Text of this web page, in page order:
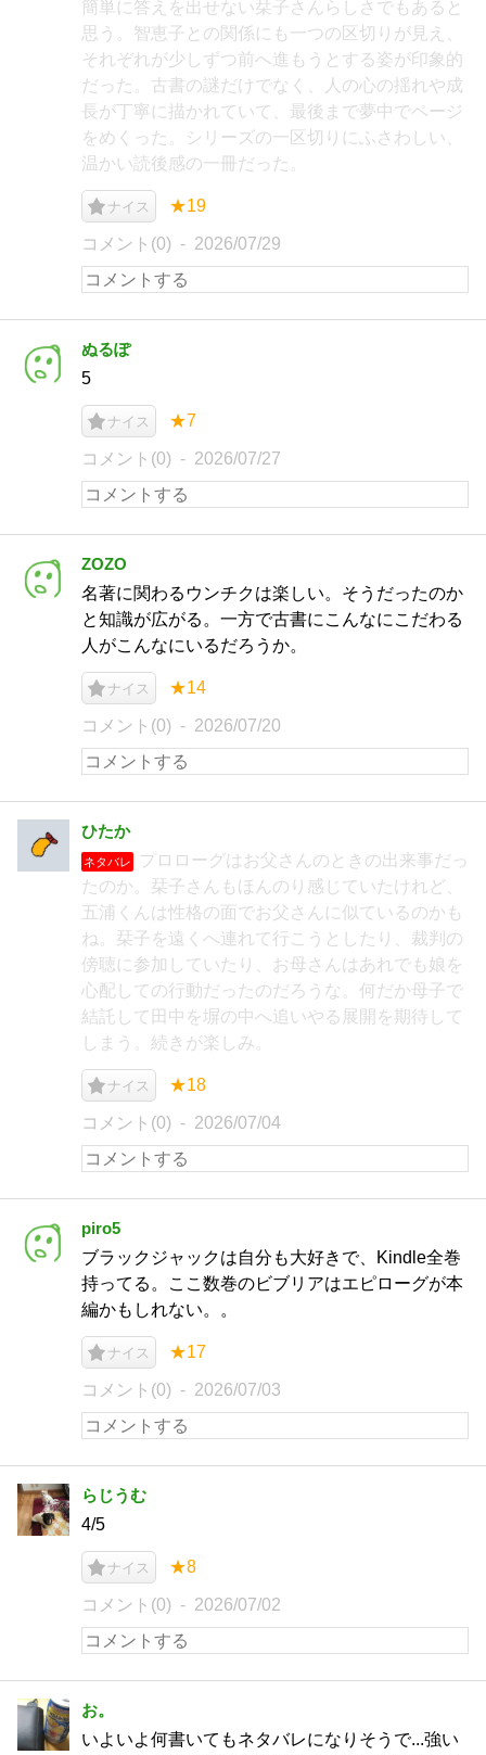
簡単に答えを出せない栞子さんらしさでもあると
思う。智恵子との関係にも一つの区切りが見え、
それぞれが少しずつ前へ進もうとする姿が印象的
だった。古書の謎だけでなく、人の心の揺れや成
長が丁寧に描かれていて、最後まで夢中でページ
をめくった。シリーズの一区切りにふさわしい、
温かい読後感の一冊だった。
ナイス ★19
コメント(0) 2026/07/29
ぬるぽ
5
ナイス ★7
コメント(0) 2026/07/27
ZOZO
名著に関わるウンチクは楽しい。そうだったのか
と知識が広がる。一方で古書にこんなにこだわる
人がこんなにいるだろうか。
ナイス ★14
コメント(0) 2026/07/20
ひたか
ネタバレ
プロローグはお父さんのときの出来事だっ
たのか。栞子さんもほんのり感じていたけれど、
五浦くんは性格の面でお父さんに似ているのかも
ね。栞子を遠くへ連れて行こうとしたり、裁判の
傍聴に参加していたり、お母さんはあれでも娘を
心配しての行動だったのだろうな。何だか母子で
結託して田中を塀の中へ追いやる展開を期待して
しまう。続きが楽しみ。
ナイス ★18
コメント(0) 2026/07/04
piro5
ブラックジャックは自分も大好きで、Kindle全巻
持ってる。ここ数巻のビブリアはエピローグが本
編かもしれない。。
ナイス ★17
コメント(0) 2026/07/03
らじうむ
4/5
ナイス ★8
コメント(0) 2026/07/02
お。
いよいよ何書いてもネタバレになりそうで...強い